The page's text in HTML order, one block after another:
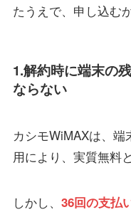
たうえで、申し込む
1.解約時に端末の
ならない
カシモWiMAXは、
用により、実質無料
しかし、 36回の支払